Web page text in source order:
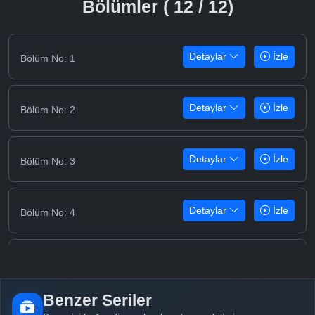
Bölümler ( 12 / 12)
Bölüm No: 1 Detaylar İzle
Bölüm No: 2 Detaylar İzle
Bölüm No: 3 Detaylar İzle
Bölüm No: 4 Detaylar İzle
Benzer Seriler